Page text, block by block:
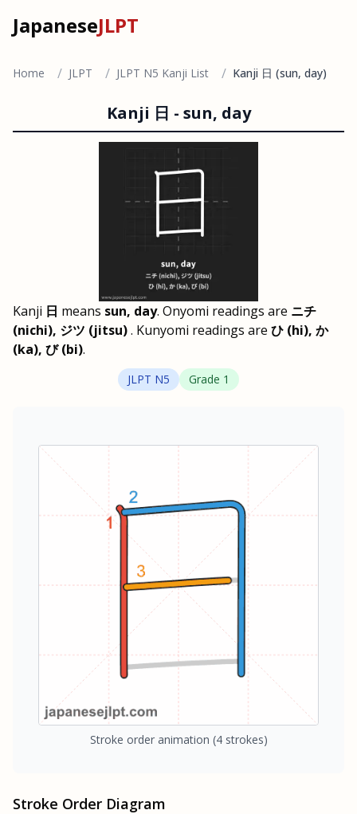
JapaneseJLPT
Home / JLPT / JLPT N5 Kanji List / Kanji 日 (sun, day)
Kanji 日 - sun, day
Kanji 日 means sun, day. Onyomi readings are ニチ
(nichi), ジツ (jitsu). Kunyomi readings are ひ (hi), か
(ka), び (bi).
JLPT N5 Grade 1
Stroke order animation (4 strokes)
Stroke Order Diagram